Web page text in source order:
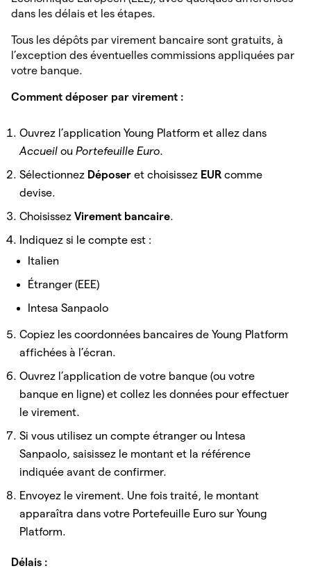
dans les délais et les étapes.
Tous les dépôts par virement bancaire sont gratuits, à
l’exception des éventuelles commissions appliquées par
votre banque.
Comment déposer par virement :
Ouvrez l’application Young Platform et allez dans
Accueil ou Portefeuille Euro.
Sélectionnez Déposer et choisissez EUR comme
devise.
Choisissez Virement bancaire.
Indiquez si le compte est :
Italien
Étranger (EEE)
Intesa Sanpaolo
Copiez les coordonnées bancaires de Young Platform
affichées à l’écran.
Ouvrez l’application de votre banque (ou votre
banque en ligne) et collez les données pour effectuer
le virement.
Si vous utilisez un compte étranger ou Intesa
Sanpaolo, saisissez le montant et la référence
indiquée avant de confirmer.
Envoyez le virement. Une fois traité, le montant
apparaîtra dans votre Portefeuille Euro sur Young
Platform.
Délais :